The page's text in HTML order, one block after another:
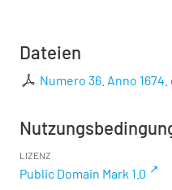
Dateien
Numero 36. Anno 1674.
LIZENZ
Public Domain Mark 1.0